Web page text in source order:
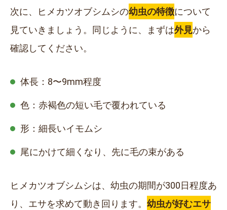
次に、ヒメカツオブシムシの幼虫の特徴について
見ていきましょう。同じように、まずは外見から
確認してください。
体長： 8〜9mm程度
色：赤褐色の短い毛で覆われている
形：細長いイモムシ
尾にかけて細くなり、先に毛の束がある
ヒメカツオブシムシは、幼虫の期間が300日程度あ
り、エサを求めて動き回ります。 幼虫が好むエサ